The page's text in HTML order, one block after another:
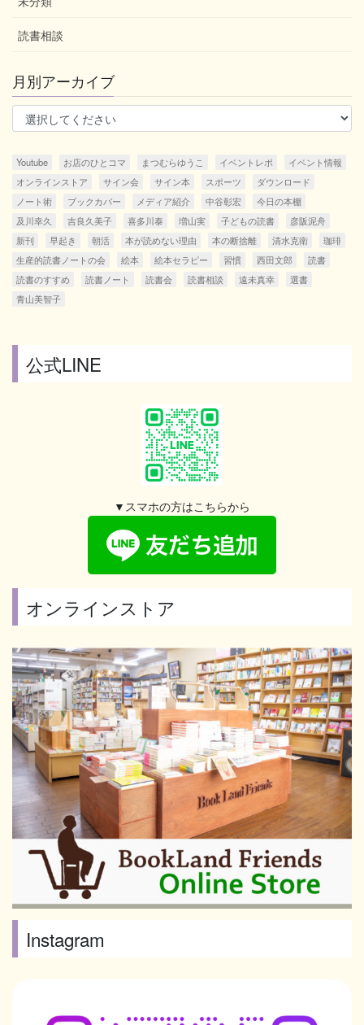
読書相談
月別アーカイブ
Youtube お店のひとコマ まつむらゆうこ イベントレポ
イベント情報
オンラインストア
サイン会 サイン本 スポーツ
ダウンロード
ノート術
ブックカバー メディア紹介 中谷彰宏
今日の本棚
及川幸久
吉良久美子 喜多川泰 増山実 子どもの読書
彦阪泥舟
新刊
早起き 朝活 本が読めない理由 本の断捨離 清水克衛
珈琲
生産的読書ノートの会
絵本 絵本セラピー 習慣 西田文郎
読書
読書のすすめ
読書ノート 読書会 読書相談 遠未真幸
選書
青山美智子
公式LINE
▼スマホの方はこちらから
オンラインストア
Instagram